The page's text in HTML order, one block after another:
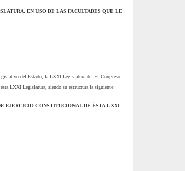
EN USO DE LAS FACULTADES QUE LE
del Estado, la LXXI Legislatura del H. Congreso
LXXI Legislatura, siendo su estructura la siguiente:
EJERCICIO CONSTITUCIONAL DE ÉSTA LXXI